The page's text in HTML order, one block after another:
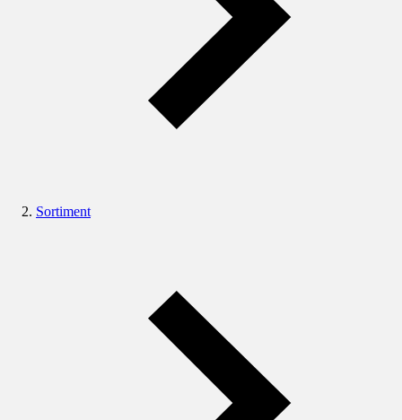
Sortiment